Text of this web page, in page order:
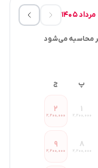
مرداد ۱۴۰۵
پ ج
۱
۲٬۲۰۰٬۰۰۰
۲
۲٬۲۰۰٬۰۰۰
۸
۲٬۲۰۰٬۰۰۰
۹
۲٬۲۰۰٬۰۰۰